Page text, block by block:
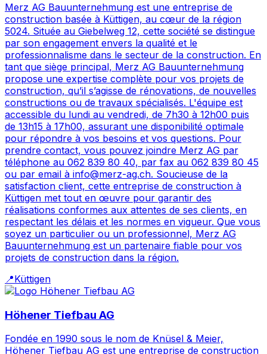
Merz AG Bauunternehmung est une entreprise de
construction basée à Küttigen, au cœur de la région
5024. Située au Giebelweg 12, cette société se distingue
par son engagement envers la qualité et le
professionnalisme dans le secteur de la construction. En
tant que siège principal, Merz AG Bauunternehmung
propose une expertise complète pour vos projets de
construction, qu’il s’agisse de rénovations, de nouvelles
constructions ou de travaux spécialisés. L'équipe est
accessible du lundi au vendredi, de 7h30 à 12h00 puis
de 13h15 à 17h00, assurant une disponibilité optimale
pour répondre à vos besoins et vos questions. Pour
prendre contact, vous pouvez joindre Merz AG par
téléphone au 062 839 80 40, par fax au 062 839 80 45
ou par email à info@merz-ag.ch. Soucieuse de la
satisfaction client, cette entreprise de construction à
Küttigen met tout en œuvre pour garantir des
réalisations conformes aux attentes de ses clients, en
respectant les délais et les normes en vigueur. Que vous
soyez un particulier ou un professionnel, Merz AG
Bauunternehmung est un partenaire fiable pour vos
projets de construction dans la région.
📍Küttigen
Höhener Tiefbau AG
Fondée en 1990 sous le nom de Knüsel & Meier,
Höhener Tiefbau AG est une entreprise de construction